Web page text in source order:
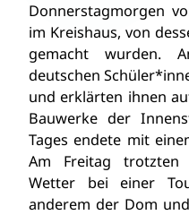
Donnerstagmorgen
im Kreishaus, von
gemacht wurden.
deutschen
und erklärten ihnen
Bauwerke der
Tages endete mit
Am Freitag trotzten
Wetter bei einer
anderem der Dom